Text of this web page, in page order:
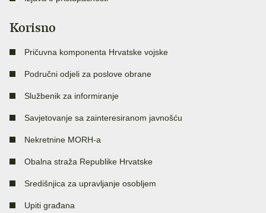
Korisno
Pričuvna komponenta Hrvatske vojske
Područni odjeli za poslove obrane
Službenik za informiranje
Savjetovanje sa zainteresiranom javnošću
Nekretnine MORH-a
Obalna straža Republike Hrvatske
Središnjica za upravljanje osobljem
Upiti građana